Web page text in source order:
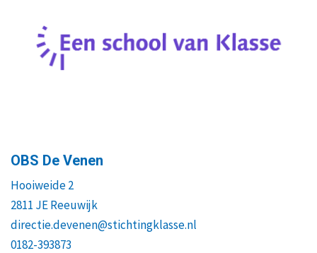
OBS De Venen
Hooiweide 2
2811 JE Reeuwijk
directie.devenen@stichtingklasse.nl
0182-393873